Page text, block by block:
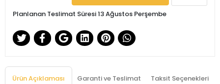
Planlanan Teslimat Süresi 13 Ağustos Perşembe
Ürün Açıklaması Garanti ve Teslimat Taksit Seçenekleri